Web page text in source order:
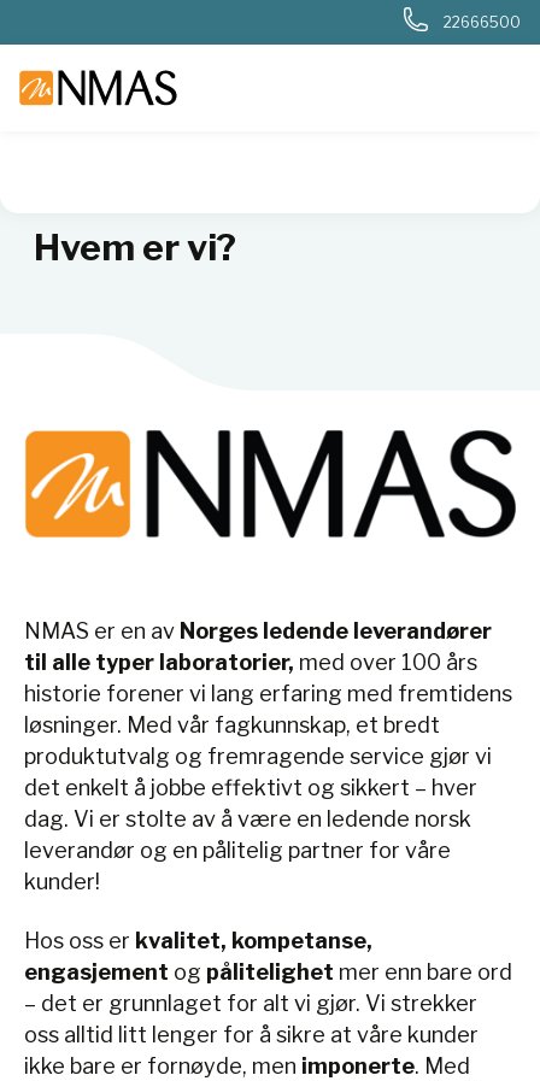
22666500
Hvem er vi?
NMAS er en av Norges ledende leverandører
til alle typer laboratorier, med over 100 års
historie forener vi lang erfaring med fremtidens
løsninger. Med vår fagkunnskap, et bredt
produktutvalg og fremragende service gjør vi
det enkelt å jobbe effektivt og sikkert – hver
dag. Vi er stolte av å være en ledende norsk
leverandør og en pålitelig partner for våre
kunder!
Hos oss er kvalitet, kompetanse,
engasjement og pålitelighet mer enn bare ord
– det er grunnlaget for alt vi gjør. Vi strekker
oss alltid litt lenger for å sikre at våre kunder
ikke bare er fornøyde, men imponerte. Med